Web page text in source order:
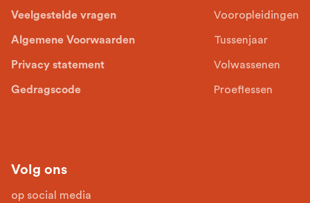
Veelgestelde vragen
Algemene Voorwaarden
Privacy statement
Gedragscode
Vooropleidingen
Tussenjaar
Volwassenen
Proeflessen
Volg ons
op social media